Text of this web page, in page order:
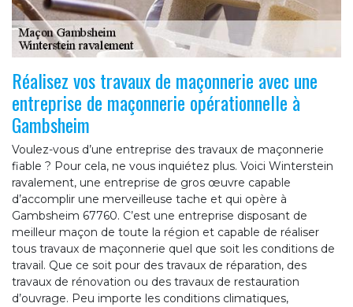
Réalisez vos travaux de maçonnerie avec une
entreprise de maçonnerie opérationnelle à
Gambsheim
Voulez-vous d’une entreprise des travaux de maçonnerie
fiable ? Pour cela, ne vous inquiétez plus. Voici Winterstein
ravalement, une entreprise de gros œuvre capable
d’accomplir une merveilleuse tache et qui opère à
Gambsheim 67760. C’est une entreprise disposant de
meilleur maçon de toute la région et capable de réaliser
tous travaux de maçonnerie quel que soit les conditions de
travail. Que ce soit pour des travaux de réparation, des
travaux de rénovation ou des travaux de restauration
d’ouvrage. Peu importe les conditions climatiques,